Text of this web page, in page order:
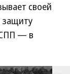
своей
защиту
— в